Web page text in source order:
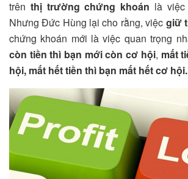
trên thị trường chứng khoán là việc
Nhưng Đức Hùng lại cho rằng, việc giữ
chứng khoán mới là việc quan trọng
còn tiền thì bạn mới còn cơ hội, mất
hội, mất hết tiền thì bạn mất hết cơ hội.